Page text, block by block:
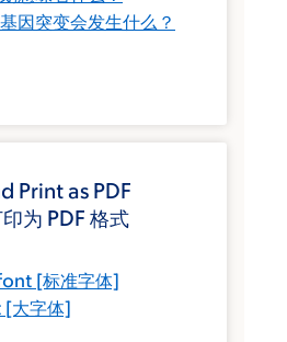
因突变会发生什么？
Print as PDF
为 PDF 格式
[标准字体]
[大字体]